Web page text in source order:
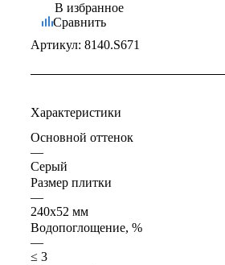
В избранное
Сравнить
Артикул: 8140.S671
Характеристики
Основной оттенок
—
Серый
Размер плитки
—
240x52 мм
Водопоглощение, %
—
≤ 3